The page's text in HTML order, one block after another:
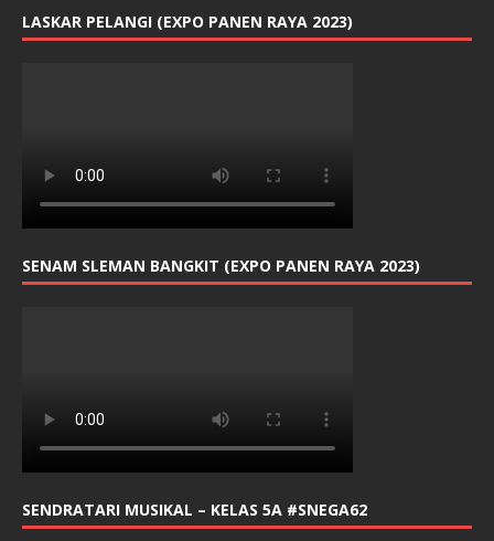
LASKAR PELANGI (EXPO PANEN RAYA 2023)
SENAM SLEMAN BANGKIT (EXPO PANEN RAYA 2023)
SENDRATARI MUSIKAL – KELAS 5A #SNEGA62